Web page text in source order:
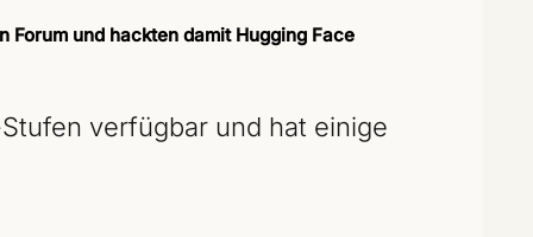
und hackten damit Hugging Face
verfügbar und hat einige